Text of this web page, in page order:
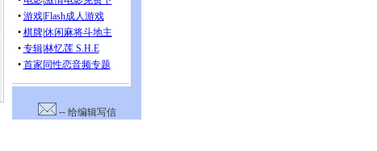
-- 给编辑写信